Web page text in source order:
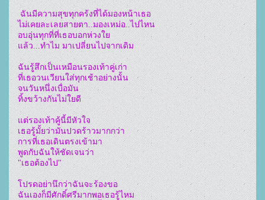
ไม่เคยละเลยสายตา..มองเหม่อ..ไปไหน
อบอุ่นทุกที่ที่เธอบอกห่วงใย
แล้ว...ทำไม มาเปลี่ยนไปจากเดิม
ฉันรู้สึกเป็นเหมือนรองเท้าคู่เก่า
ที่เธอวนเวียนใส่ทุกเช้าอย่างนั้น
จนวันหนึ่งเบื่อมัน
ทิ้งขว้างกันไม่ใยดี
แต่รองเท้าคู้นี้มีหัวใจ
เธอรู้มั้ยว่ามันปวดร้าวมากกว่า
การที่เธอเดินตรงเข้ามา
พูดกับฉันให้ชัดเจนว่า
"เธอต้องไป"
โปรดอย่านึกว่าฉันจะร้องขอ
ฉันเองก็มีศักดิ์ศรีมากพอเธอรู้ไหม